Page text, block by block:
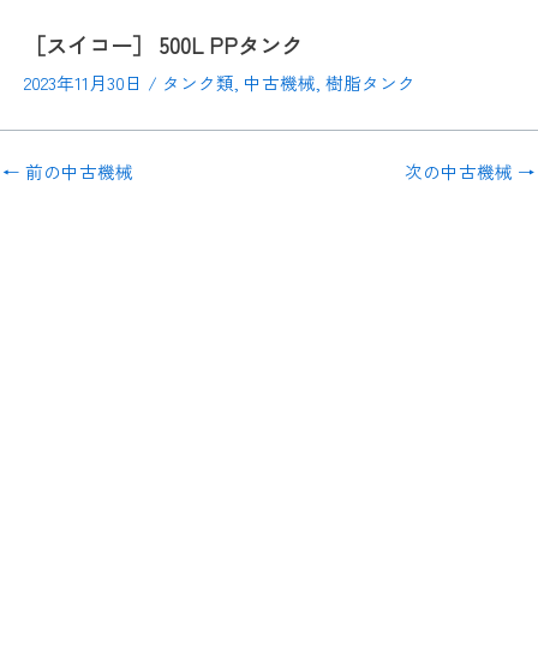
［スイコー］ 500L PPタンク
2023年11月30日 / タンク類, 中古機械, 樹脂タンク
← 前の中古機械 次の中古機械 →